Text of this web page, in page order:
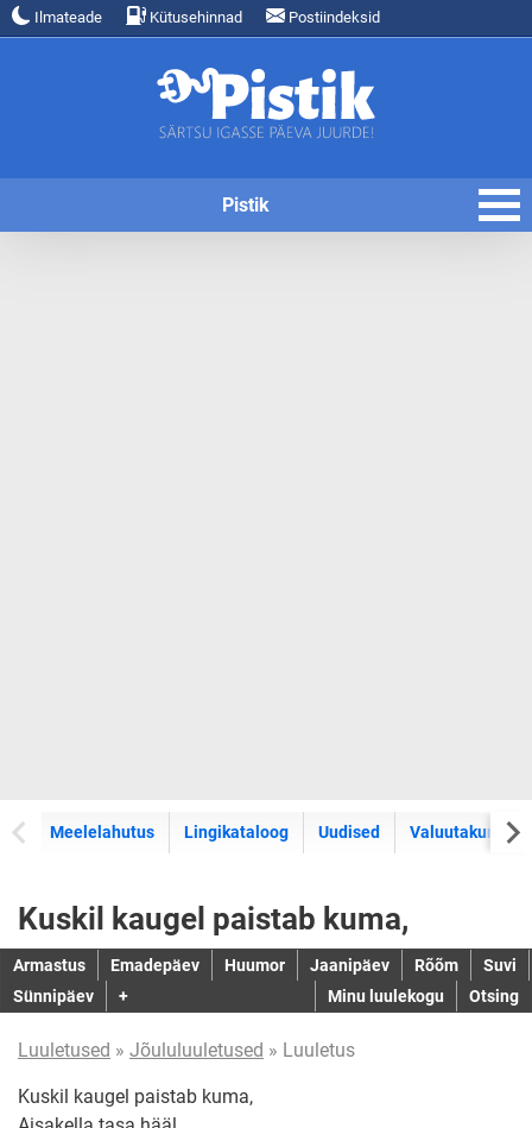
Ilmateade Kütusehinnad Postiindeksid
Pistik
Meelelahutus Lingikataloog Uudised Valuutakursid
Kuskil kaugel paistab kuma,
Armastus Emadepäev Huumor Jaanipäev Rõõm
Suvi
Sünnipäev
+ Minu luulekogu Otsing
Luuletused » Jõululuuletused » Luuletus
Kuskil kaugel paistab kuma,